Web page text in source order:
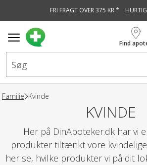
FRI FRAGT OVER 375 KR.*
Find
Familie Kvinde
KVINDE
Her på DinApoteker.dk har vi
produkter tiltænkt vore
her se, hvilke produkter vi på dit